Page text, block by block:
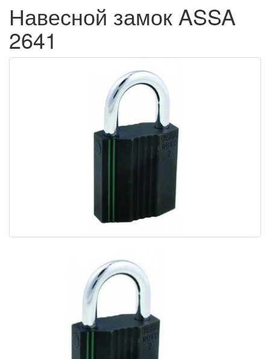
Навесной замок ASSA
2641